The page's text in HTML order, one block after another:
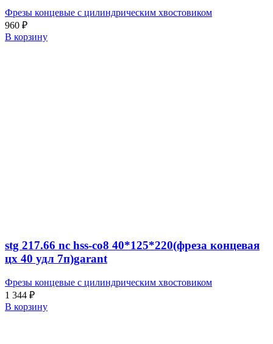
Фрезы концевые с цилиндрическим хвостовиком
960 ₽
В корзину
stg 217.66 nc hss-co8 40*125*220(фреза концевая
цх 40 удл 7п)garant
Фрезы концевые с цилиндрическим хвостовиком
1 344 ₽
В корзину